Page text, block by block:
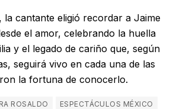
la cantante eligió recordar a Jaime
el amor, celebrando la huella
y el legado de cariño que, según
seguirá vivo en cada una de las
la fortuna de conocerlo.
ROSALDO
ESPECTÁCULOS MÉXICO